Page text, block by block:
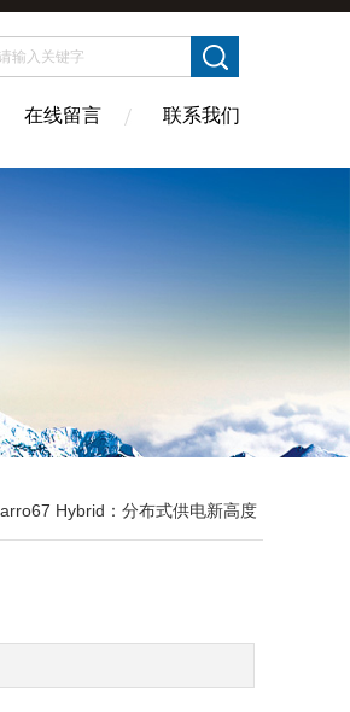
在线留言 联系我们
Hybrid：分布式供电新高度